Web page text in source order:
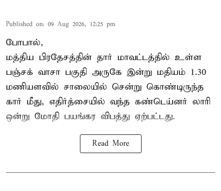
Published on: 09 Aug 2026, 12:25 pm
போபால்,
மத்திய பிரதேசத்தின் தார் மாவட்டத்தில் உள்ள
பஞ்சக் வாசா பகுதி அருகே இன்று மதியம் 1.30
மணியளவில் சாலையில் சென்று கொண்டிருந்த
கார் மீது, எதிர்த்சையில் வந்த கண்டெய்னர் லாரி
ஒன்று மோதி பயங்கர விபத்து ஏற்பட்டது.
Read More